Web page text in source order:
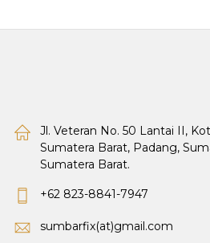
Jl. Veteran No. 50 Lantai II,
Sumatera Barat, Padang,
Sumatera Barat.
+62 823-8841-7947
sumbarfix(at)gmail.com